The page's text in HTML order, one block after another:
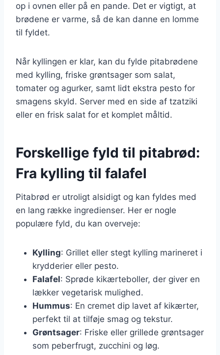
op i ovnen eller på en pande. Det er vigtigt, at
brødene er varme, så de kan danne en lomme
til fyldet.
Når kyllingen er klar, kan du fylde pitabrødene
med kylling, friske grøntsager som salat,
tomater og agurker, samt lidt ekstra pesto for
smagens skyld. Server med en side af tzatziki
eller en frisk salat for et komplet måltid.
Forskellige fyld til pitabrød:
Fra kylling til falafel
Pitabrød er utroligt alsidigt og kan fyldes med
en lang række ingredienser. Her er nogle
populære fyld, du kan overveje:
Kylling: Grillet eller stegt kylling marineret i
krydderier eller pesto.
Falafel: Sprøde kikærteboller, der giver en
lækker vegetarisk mulighed.
Hummus: En cremet dip lavet af kikærter,
perfekt til at tilføje smag og tekstur.
Grøntsager: Friske eller grillede grøntsager
som peberfrugt, zucchini og løg.